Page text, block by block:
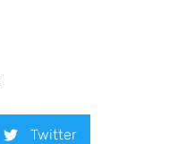
Twitter